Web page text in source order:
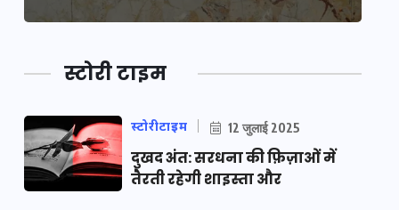
स्टोरी टाइम
स्टोरीटाइम 12 जुलाई 2025
दुखद अंत: सरधना की फ़िज़ाओं में
तैरती रहेगी शाइस्ता और